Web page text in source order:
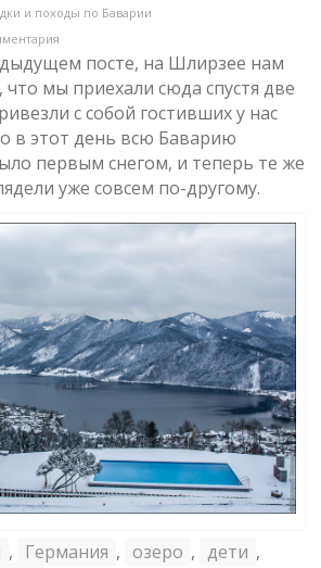
и походы по Баварии
посте, на Шлирзее нам
что мы приехали сюда спустя две
с собой гостивших у нас
в этот день всю Баварию
первым снегом, и теперь те же
уже совсем по-другому.
, Германия , озеро , дети ,